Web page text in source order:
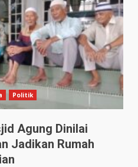
Politik
Agung Dinilai
Jadikan Rumah